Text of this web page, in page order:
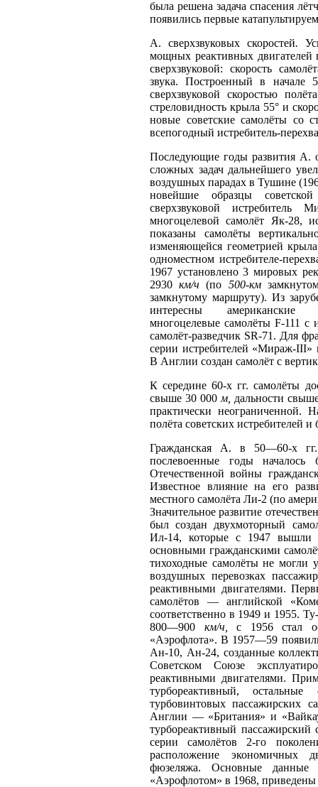
была решена задача спасения
появились первые
А. сверхзвуковых скоростей.
мощных реактивных двигателей
сверхзвуковой: скорость
звука. Построенный в начале
сверхзвуковой скоростью
стреловидность крыла 55° и
новые советские самолёты со
всепогодный истребитель-
Последующие годы развития А.
сложных задач дальнейшего
воздушных парадах в Тушине
новейшие образцы
сверхзвуковой истребитель
многоцелевой самолёт Як-28,
показаны самолёты
изменяющейся геометрией
одноместном истребителе-
1967 установлено 3 мировых
2930км/ч (по 500-км
замкнутому маршруту). Из
интересны американские
многоцелевые самолёты F-111 с
самолёт-разведчик SR-71. Для
серии истребителей «Мираж-
В Англии создан самолёт с
К середине 60-х гг. самолёты
свыше 30 000 м, дальности
практически неограниченной.
полёта советских истребителей
Гражданская А. в 50—60-х
послевоенные годы
Отечественной войны
Известное влияние на его
местного самолёта Ли-2 (по
Значительное развитие
был создан двухмоторный
Ил-14, которые с 1947 вышли
основными гражданскими
тихоходные самолёты не могли
воздушных перевозках
реактивными двигателями.
самолётов — английской
соответственно в 1949 и 1955.
800—900 км/ч,
с 1956 стал
«Аэрофлота». В 1957—59
Ан-10, Ан-24, созданные
Советском Союзе
реактивными двигателями.
турбореактивный,
турбовинтовых пассажирских
Англии — «Британия» и
турбореактивный пассажирский
серии самолётов 2-го
расположение экономичных
фюзеляжа. Основные данные
«Аэрофлотом» в 1968, приведены